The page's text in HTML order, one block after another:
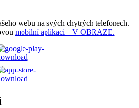
webu na svých chytrých telefonech.
mobilní aplikaci – V OBRAZE.